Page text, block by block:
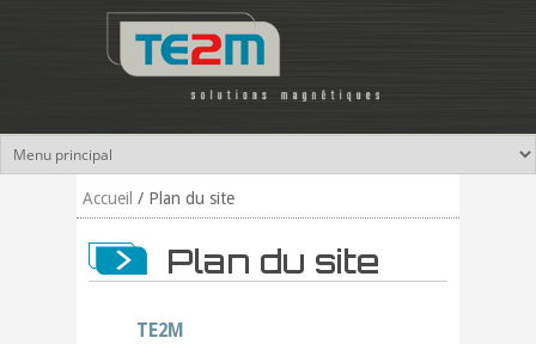
Aller au contenu principal
Accueil / Plan du site
Plan du site
TE2M